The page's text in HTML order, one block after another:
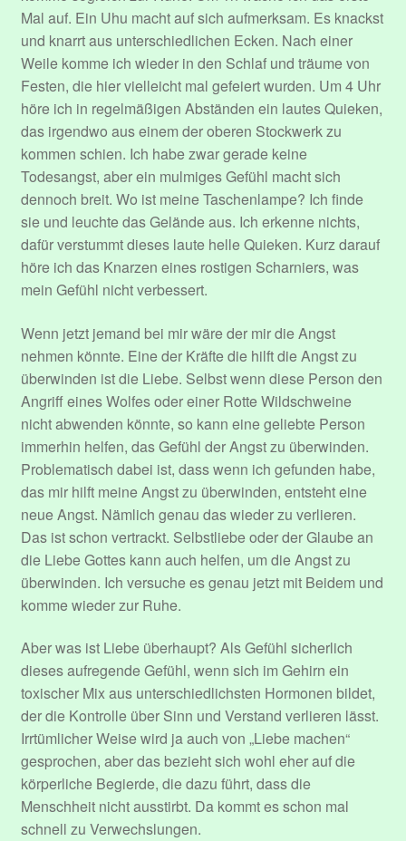
Performers
Register
Registrieren
Registrieren
Dein Abonnement.
Edit Your Profile
Hallo und Herzlich Willkommen!
Update Billing Card
Sample Page
Submit Event
Über mich.
User Profile
Venues
Veranstaltungen
Mal auf. Ein Uhu macht auf sich aufmerksam. Es knackst
und knarrt aus unterschiedlichen Ecken. Nach einer
Weile komme ich wieder in den Schlaf und träume von
Festen, die hier vielleicht mal gefeiert wurden. Um 4 Uhr
höre ich in regelmäßigen Abständen ein lautes Quieken,
das irgendwo aus einem der oberen Stockwerk zu
kommen schien. Ich habe zwar gerade keine
Todesangst, aber ein mulmiges Gefühl macht sich
dennoch breit. Wo ist meine Taschenlampe? Ich finde
sie und leuchte das Gelände aus. Ich erkenne nichts,
dafür verstummt dieses laute helle Quieken. Kurz darauf
höre ich das Knarzen eines rostigen Scharniers, was
mein Gefühl nicht verbessert.
Wenn jetzt jemand bei mir wäre der mir die Angst
nehmen könnte. Eine der Kräfte die hilft die Angst zu
überwinden ist die Liebe. Selbst wenn diese Person den
Angriff eines Wolfes oder einer Rotte Wildschweine
nicht abwenden könnte, so kann eine geliebte Person
immerhin helfen, das Gefühl der Angst zu überwinden.
Problematisch dabei ist, dass wenn ich gefunden habe,
das mir hilft meine Angst zu überwinden, entsteht eine
neue Angst. Nämlich genau das wieder zu verlieren.
Das ist schon vertrackt. Selbstliebe oder der Glaube an
die Liebe Gottes kann auch helfen, um die Angst zu
überwinden. Ich versuche es genau jetzt mit Beidem und
komme wieder zur Ruhe.
Aber was ist Liebe überhaupt? Als Gefühl sicherlich
dieses aufregende Gefühl, wenn sich im Gehirn ein
toxischer Mix aus unterschiedlichsten Hormonen bildet,
der die Kontrolle über Sinn und Verstand verlieren lässt.
Irrtümlicher Weise wird ja auch von „Liebe machen“
gesprochen, aber das bezieht sich wohl eher auf die
körperliche Begierde, die dazu führt, dass die
Menschheit nicht ausstirbt. Da kommt es schon mal
schnell zu Verwechslungen.